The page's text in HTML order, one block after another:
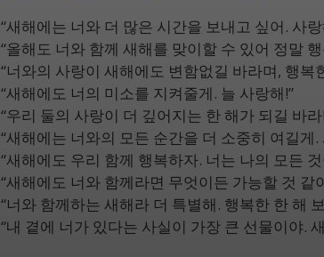
“새해에는 너와 더 많은 시간을 보내고 싶어. 사랑
“올해도 너와 함께 새해를 맞이할 수 있어 정말
“너와의 사랑이 새해에도 변함없길 바라며, 행복
“새해에도 너의 미소를 지켜줄게. 늘 사랑해!”
“우리 둘의 사랑이 더 깊어지는 한 해가 되길 바라
“새해에는 너와의 모든 순간을 더 소중히 여길게.
“새해에도 우리 함께 행복하자. 너는 나의 모든
“새해에도 너와 함께라면 무엇이든 가능할 것 같
“너와 함께하는 새해라 더 특별해. 행복한 한 해
“내 곁에 너가 있다는 사실이 가장 큰 선물이야.